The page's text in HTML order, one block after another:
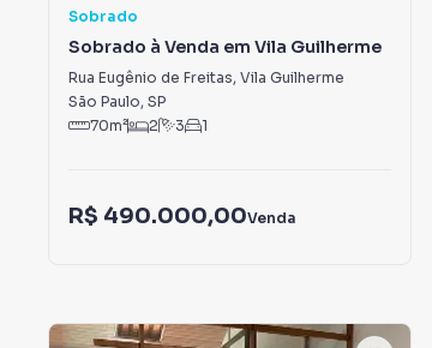
Sobrado
Sobrado à Venda em Vila Guilherme
Rua Eugênio de Freitas, Vila Guilherme
São Paulo, SP
70m² 2 3 1
R$ 490.000,00Venda